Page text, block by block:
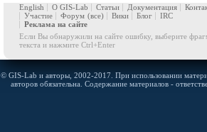
English О GIS-Lab Статьи Документация
Участие
Форум (все) Вики Блог
IRC
Реклама на сайте
Если Вы обнаружили на сайте ошибку, выберите
текста и нажмите Ctrl+Enter
© GIS-Lab и авторы, 2002-2017. При использовании
авторов обязательна. Содержание материалов -